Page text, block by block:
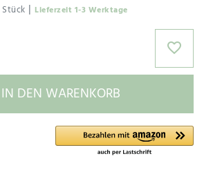
Stück | Lieferzeit 1-3 Werktage
IN DEN WARENKORB